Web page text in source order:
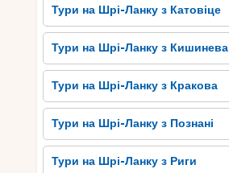
Тури на Шрі-Ланку з Катовіце
Тури на Шрі-Ланку з Кишинева
Тури на Шрі-Ланку з Кракова
Тури на Шрі-Ланку з Познані
Тури на Шрі-Ланку з Риги